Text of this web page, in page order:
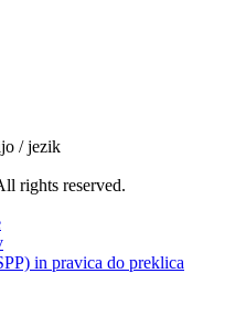
/ jezik
rights reserved.
in pravica do preklica